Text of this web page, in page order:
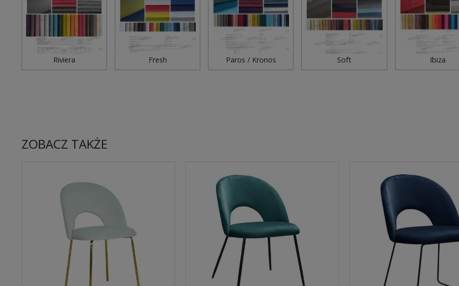
Riviera Fresh Paros / Kronos Soft Ibiza
ZOBACZ TAKŻE